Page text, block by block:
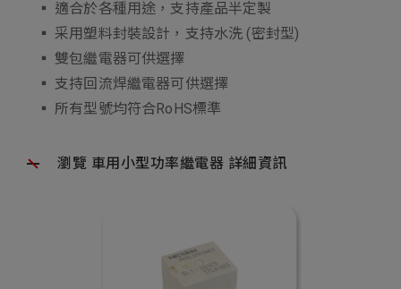
▪ 適合於各種用途，支持產品半定製
▪ 采用塑料封裝設計，支持水洗 (密封型)
▪ 雙包繼電器可供選擇
▪ 支持回流焊繼電器可供選擇
▪ 所有型號均符合RoHS標準
瀏覽 車用小型功率繼電器 詳細資訊